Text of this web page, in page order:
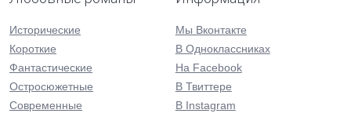
Исторические
Короткие
Фантастические
Остросюжетные
Современные
Мы Вконтакте
В Одноклассниках
На Facebook
В Твиттере
В Instagram